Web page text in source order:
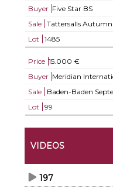
Buyer Five Star BS
Sale
Tattersalls Autumn
Lot
1485
Price 15.000 €
Buyer Meridian
Sale
Baden-Baden
Lot
99
VIDEOS
197